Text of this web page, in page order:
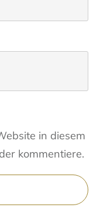
in diesem
kommentiere.